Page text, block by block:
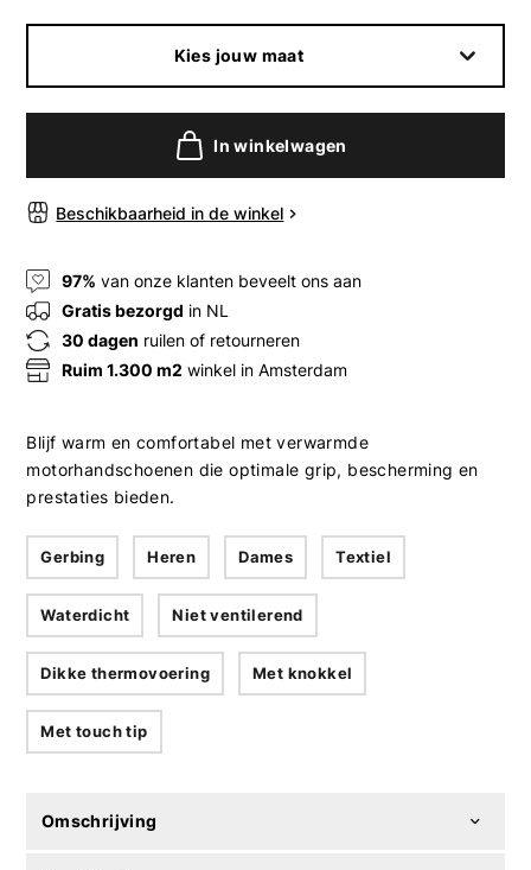
Kies jouw maat
In winkelwagen
Beschikbaarheid in de winkel
97% van onze klanten beveelt ons aan
Gratis bezorgd in NL
30 dagen ruilen of retourneren
Ruim 1.300 m2 winkel in Amsterdam
Blijf warm en comfortabel met verwarmde
motorhandschoenen die optimale grip, bescherming en
prestaties bieden.
Gerbing Heren Dames Textiel
Waterdicht Niet ventilerend
Dikke thermovoering Met knokkel
Met touch tip
Omschrijving